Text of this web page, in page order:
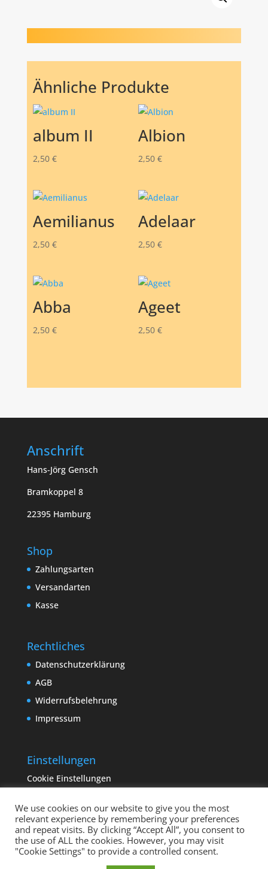
Ähnliche Produkte
album II
2,50 €
Albion
2,50 €
Aemilianus
2,50 €
Adelaar
2,50 €
Abba
2,50 €
Ageet
2,50 €
Anschrift
Hans-Jörg Gensch
Bramkoppel 8
22395 Hamburg
Shop
Zahlungsarten
Versandarten
Kasse
Rechtliches
Datenschutzerklärung
AGB
Widerrufsbelehrung
Impressum
Einstellungen
Cookie Einstellungen
We use cookies on our website to give you the most
relevant experience by remembering your preferences
and repeat visits. By clicking “Accept All”, you consent to
the use of ALL the cookies. However, you may visit
"Cookie Settings" to provide a controlled consent.